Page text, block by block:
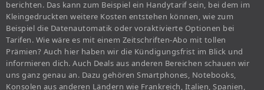
berichten. Das kann zum Beispiel ein Handytarif sein, bei dem im
Kleingedruckten weitere Kosten entstehen können, wie zum
Beispiel die Datenautomatik oder voraktivierte Optionen bei
Tarifen. Wie wäre es mit einem Zeitschriften-Abo mit tollen
Prämien? Auch hier haben wir die Kündigungsfrist im Blick und
informieren dich. Auch Deals aus anderen Bereichen schauen wir
uns ganz genau an. Dazu gehören Smartphones, Notebooks,
Konsolen aus anderen Ländern wie Frankreich, Italien, Spanien,